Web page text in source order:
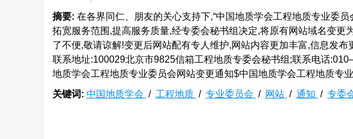
摘要: 在各界同仁、朋友的关心支持下,“中国地质学会工程地质专业委
拓宽服务范围,提高服务质量,经专委会秘书组决定,将原有网站域名变更
了不便,敬请谅解!变更后网站配有专人维护,网站内容更加丰富,信息发
联系地址:100029北京市9825信箱工程地质专委会秘书组;联系电话
地质学会工程地质专业委员会网站变更通知$中国地质学会工程地质专
关键词: 中国地质学会 / 工程地质 / 专业委员会 / 网站 / 通知 / 专委